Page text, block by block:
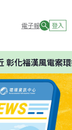
電子報 登入
化福漢風電案環